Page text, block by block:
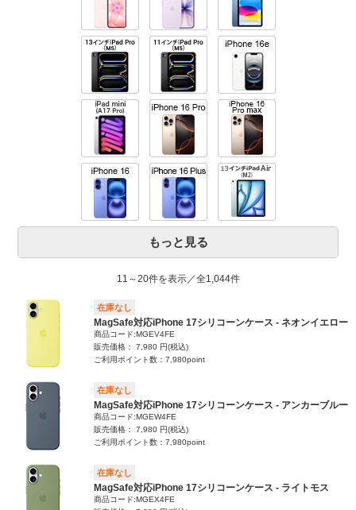
もっと見る
11～20件を表示／全1,044件
在庫なし
MagSafe対応iPhone 17シリコーンケース - ネオンイエロー
商品コード:MGEV4FE
販売価格： 7,980 円(税込)
ご利用ポイント数：7,980point
在庫なし
MagSafe対応iPhone 17シリコーンケース - アンカーブルー
商品コード:MGEW4FE
販売価格： 7,980 円(税込)
ご利用ポイント数：7,980point
在庫なし
MagSafe対応iPhone 17シリコーンケース - ライトモス
商品コード:MGEX4FE